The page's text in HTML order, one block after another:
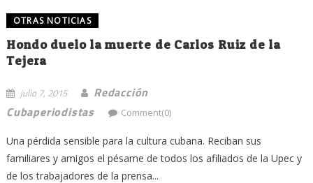
OTRAS NOTICIAS
Hondo duelo la muerte de Carlos Ruiz de la
Tejera
julio 7, 2015
Redacción
Cubaperiodistas
Comment(0)
Una pérdida sensible para la cultura cubana. Reciban sus
familiares y amigos el pésame de todos los afiliados de la Upec y
de los trabajadores de la prensa...